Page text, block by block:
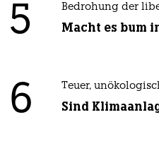
5 Bedrohung der
Macht es bum
6 Teuer,
Sind